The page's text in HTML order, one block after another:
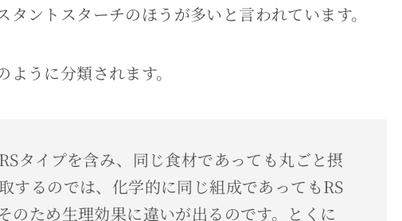
ントスターチのほうが多いと言われています。
うに分類されます。
タイプを含み、同じ食材であっても丸ごと摂
するのでは、化学的に同じ組成であってもRS
のため生理効果に違いが出るのです。とくに